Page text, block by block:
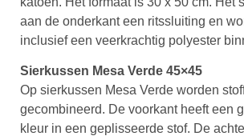
aan de onderkant een ritssluiting en
inclusief een veerkrachtig polyester
Sierkussen Mesa Verde 45×45
Op sierkussen Mesa Verde worden
gecombineerd. De voorkant heeft een
kleur in een geplisseerde stof. De